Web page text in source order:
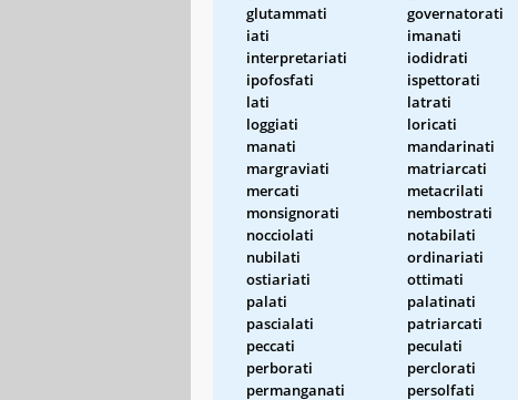
glutammati
governatorati
iati
imanati
interpretariati
iodidrati
ipofosfati
ispettorati
lati
latrati
loggiati
loricati
manati
mandarinati
margraviati
matriarcati
mercati
metacrilati
monsignorati
nembostrati
nocciolati
notabilati
nubilati
ordinariati
ostiariati
ottimati
palati
palatinati
pascialati
patriarcati
peccati
peculati
perborati
perclorati
permanganati
persolfati